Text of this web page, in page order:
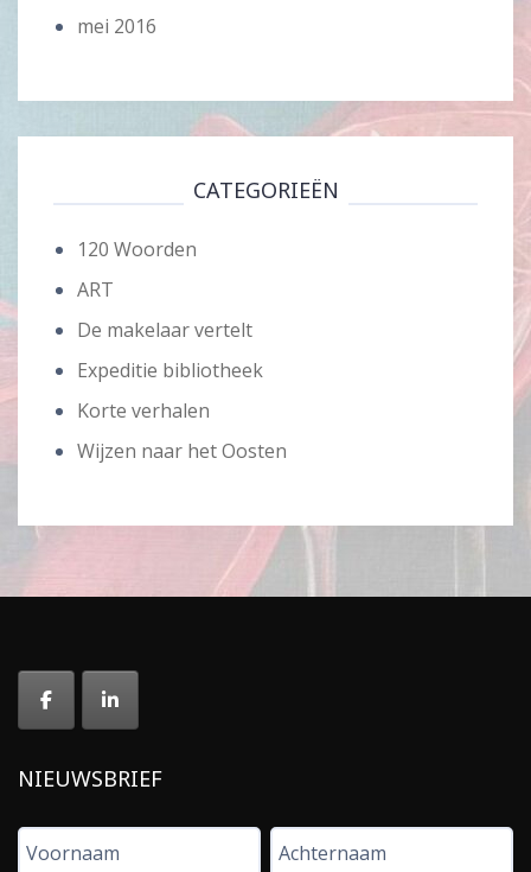
mei 2016
CATEGORIEËN
120 Woorden
ART
De makelaar vertelt
Expeditie bibliotheek
Korte verhalen
Wijzen naar het Oosten
NIEUWSBRIEF